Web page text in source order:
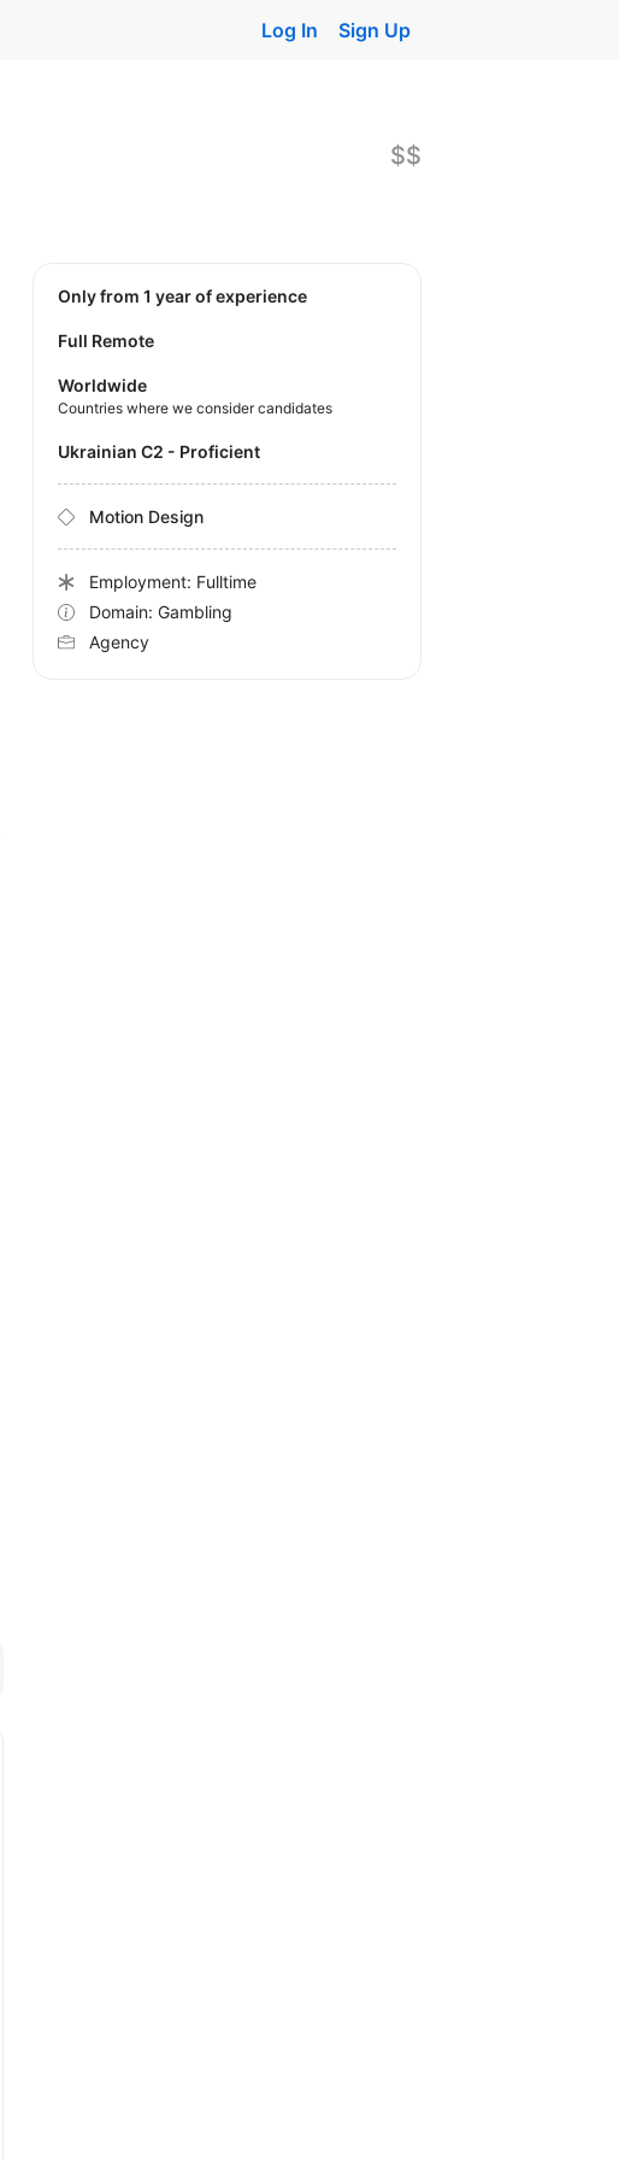
Log In Sign Up
$$
Only from 1 year of experience
Full Remote
Worldwide
Countries where we consider candidates
Ukrainian C2 - Proficient
Motion Design
Employment: Fulltime
Domain: Gambling
Agency